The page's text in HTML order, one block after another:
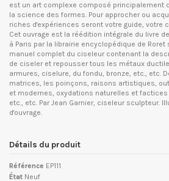
est un art complexe composé principalement
la science des formes. Pour approcher ou
riches d'expériences seront votre guide, votre
Cet ouvrage est la réédition intégrale du livre
à Paris par la librairie encyclopédique de Roret
manuel complet du ciseleur contenant la
de ciseler et repousser tous les métaux
armures, ciselure, du fondu, bronze, etc., etc.
matrices, les poinçons, raisons artistiques,
et modernes, oxydations naturelles et factices
etc., etc. Par Jean Garnier, ciseleur sculpteur.
d'ouvrage.
Détails du produit
Référence EP111
État Neuf